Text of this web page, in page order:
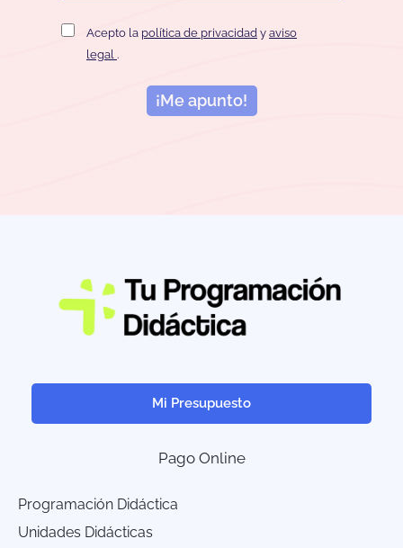
Acepto la política de privacidad y aviso
legal .
¡Me apunto!
Mi Presupuesto
Pago Online
Programación Didáctica
Unidades Didácticas